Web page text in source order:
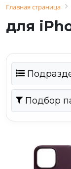
Главная страница
для
Подбор